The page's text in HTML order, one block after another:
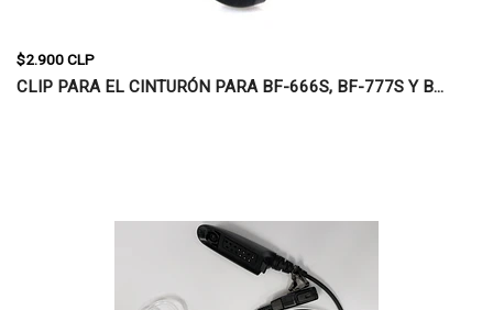
$2.900 CLP
CLIP PARA EL CINTURÓN PARA BF-666S, BF-777S Y B...